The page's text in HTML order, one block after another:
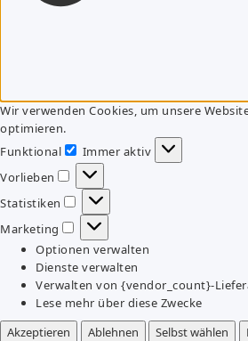
Wir verwenden Cookies, um unsere
optimieren.
Funktional
Funktional
Immer aktiv
Vorlieben
Vorlieben
Statistiken
Statistiken
Marketing
Marketing
Optionen verwalten
Dienste verwalten
Verwalten von {vendor_count}-
Lese mehr über diese Zwecke
Akzeptieren
Ablehnen Selbst wählen